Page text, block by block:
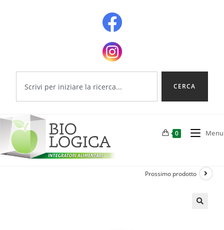
CERCA
0 Menu
Prossimo prodotto